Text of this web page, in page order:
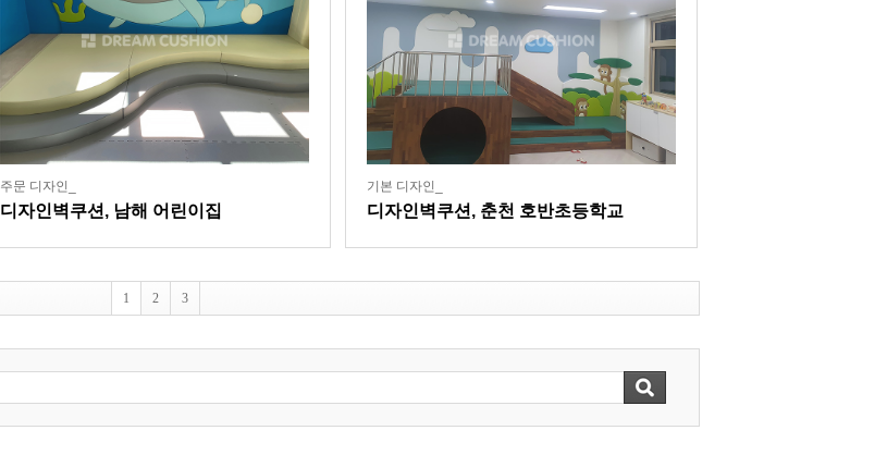
주문 디자인_
디자인벽쿠션, 남해 어린이집
기본 디자인_
디자인벽쿠션, 춘천 호반초등학교
1 2 3